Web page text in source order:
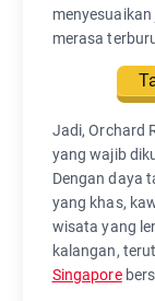
merasa
Jadi, Orchard
yang wajib
Dengan daya
yang khas,
wisata yang
kalangan,
Singapore